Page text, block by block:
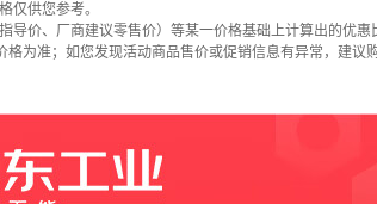
仅供您参考。
价、厂商建议零售价）等某一价格基础上计算出的优
为准；如您发现活动商品售价或促销信息有异常，建议